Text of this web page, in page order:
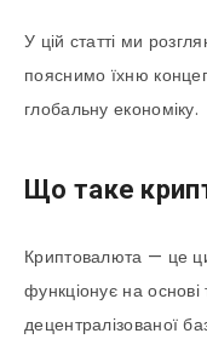
У цій статті ми
пояснимо їхню
глобальну економіку.
Що таке
Криптовалюта — це
функціонує на основі
децентралізованої